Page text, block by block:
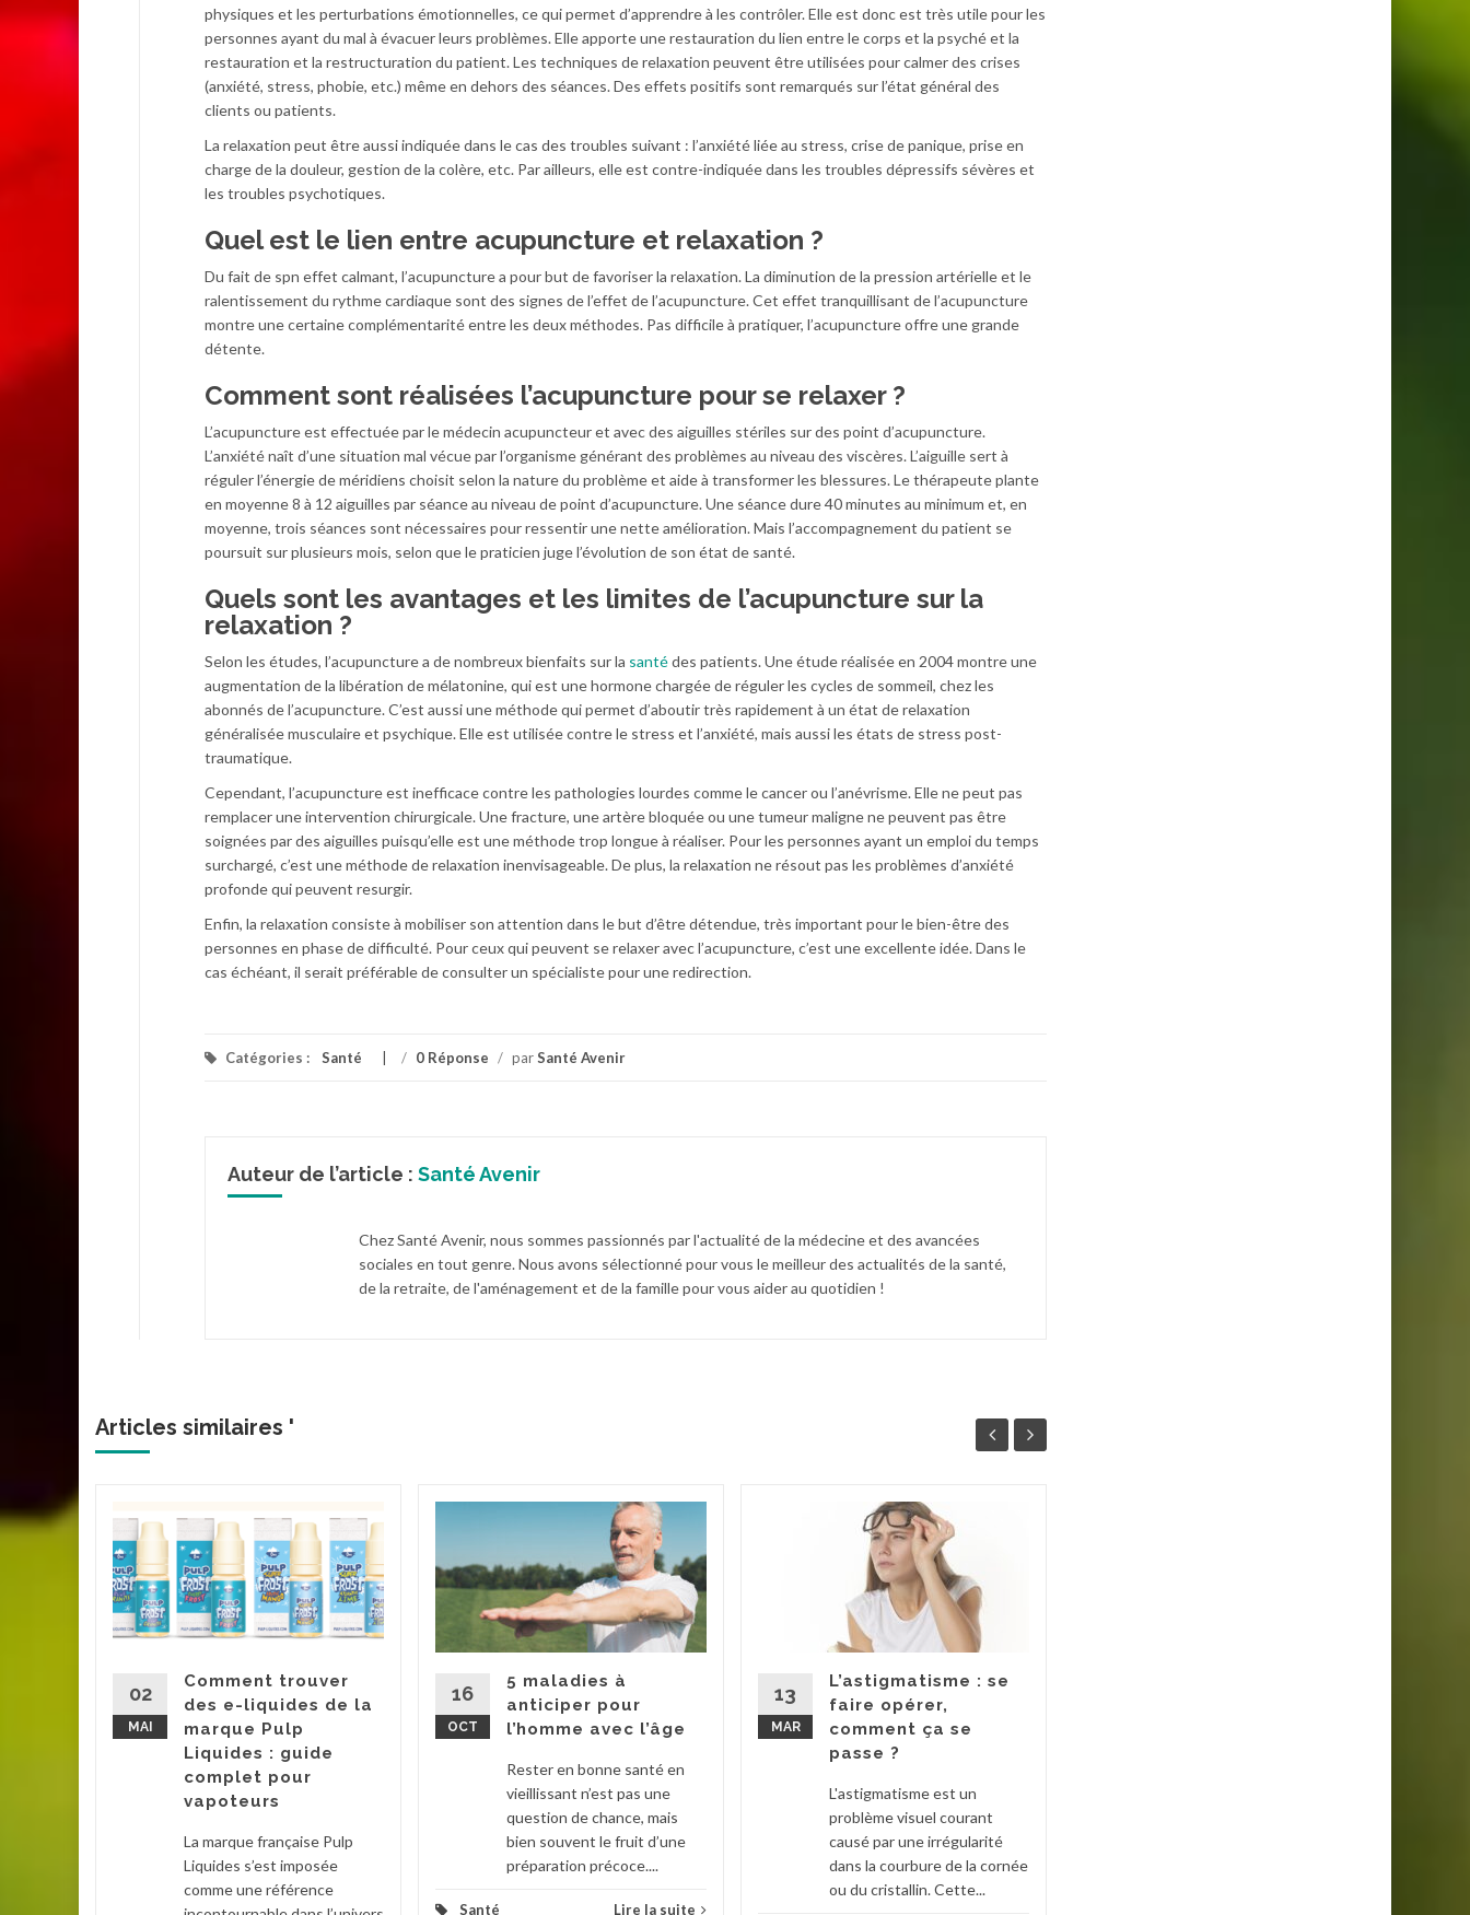
physiques et les perturbations émotionnelles, ce qui permet d’apprendre à les contrôler. Elle est donc est très utile pour les
personnes ayant du mal à évacuer leurs problèmes. Elle apporte une restauration du lien entre le corps et la psyché et la
restauration et la restructuration du patient. Les techniques de relaxation peuvent être utilisées pour calmer des crises
(anxiété, stress, phobie, etc.) même en dehors des séances. Des effets positifs sont remarqués sur l’état général des
clients ou patients.
La relaxation peut être aussi indiquée dans le cas des troubles suivant : l’anxiété liée au stress, crise de panique, prise en
charge de la douleur, gestion de la colère, etc. Par ailleurs, elle est contre-indiquée dans les troubles dépressifs sévères et
les troubles psychotiques.
Quel est le lien entre acupuncture et relaxation ?
Du fait de spn effet calmant, l’acupuncture a pour but de favoriser la relaxation. La diminution de la pression artérielle et le
ralentissement du rythme cardiaque sont des signes de l’effet de l’acupuncture. Cet effet tranquillisant de l’acupuncture
montre une certaine complémentarité entre les deux méthodes. Pas difficile à pratiquer, l’acupuncture offre une grande
détente.
Comment sont réalisées l’acupuncture pour se relaxer ?
L’acupuncture est effectuée par le médecin acupuncteur et avec des aiguilles stériles sur des point d’acupuncture.
L’anxiété naît d’une situation mal vécue par l’organisme générant des problèmes au niveau des viscères. L’aiguille sert à
réguler l’énergie de méridiens choisit selon la nature du problème et aide à transformer les blessures. Le thérapeute plante
en moyenne 8 à 12 aiguilles par séance au niveau de point d’acupuncture. Une séance dure 40 minutes au minimum et, en
moyenne, trois séances sont nécessaires pour ressentir une nette amélioration. Mais l’accompagnement du patient se
poursuit sur plusieurs mois, selon que le praticien juge l’évolution de son état de santé.
Quels sont les avantages et les limites de l’acupuncture sur la
relaxation ?
Selon les études, l’acupuncture a de nombreux bienfaits sur la santédes patients. Une étude réalisée en 2004 montre une
augmentation de la libération de mélatonine, qui est une hormone chargée de réguler les cycles de sommeil, chez les
abonnés de l’acupuncture. C’est aussi une méthode qui permet d’aboutir très rapidement à un état de relaxation
généralisée musculaire et psychique. Elle est utilisée contre le stress et l’anxiété, mais aussi les états de stress post-
traumatique.
Cependant, l’acupuncture est inefficace contre les pathologies lourdes comme le cancer ou l’anévrisme. Elle ne peut pas
remplacer une intervention chirurgicale. Une fracture, une artère bloquée ou une tumeur maligne ne peuvent pas être
soignées par des aiguilles puisqu’elle est une méthode trop longue à réaliser. Pour les personnes ayant un emploi du temps
surchargé, c’est une méthode de relaxation inenvisageable. De plus, la relaxation ne résout pas les problèmes d’anxiété
profonde qui peuvent resurgir.
Enfin, la relaxation consiste à mobiliser son attention dans le but d’être détendue, très important pour le bien-être des
personnes en phase de difficulté. Pour ceux qui peuvent se relaxer avec l’acupuncture, c’est une excellente idée. Dans le
cas échéant, il serait préférable de consulter un spécialiste pour une redirection.
Catégories : Santé / 0 Réponse / parSanté Avenir
Auteur de l’article : Santé Avenir
Chez Santé Avenir, nous sommes passionnés par l'actualité de la médecine et des avancées
sociales en tout genre. Nous avons sélectionné pour vous le meilleur des actualités de la santé,
de la retraite, de l'aménagement et de la famille pour vous aider au quotidien !
Articles similaires '
02
MAI
Comment trouver
des e-liquides de la
marque Pulp
Liquides : guide
complet pour
vapoteurs
La marque française Pulp
Liquides s’est imposée
comme une référence
16
OCT
5 maladies à
anticiper pour
l’homme avec l’âge
Rester en bonne santé en
vieillissant n’est pas une
question de chance, mais
bien souvent le fruit d’une
préparation précoce....
Santé Lire la suite
13
MAR
L’astigmatisme : se
faire opérer,
comment ça se
passe ?
L'astigmatisme est un
problème visuel courant
causé par une irrégularité
dans la courbure de la cornée
ou du cristallin. Cette...